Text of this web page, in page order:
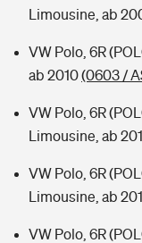
Limousine, ab
VW Polo, 6R
ab 2010(0603 /
VW Polo, 6R
Limousine, ab
VW Polo, 6R
Limousine, ab
VW Polo, 6R